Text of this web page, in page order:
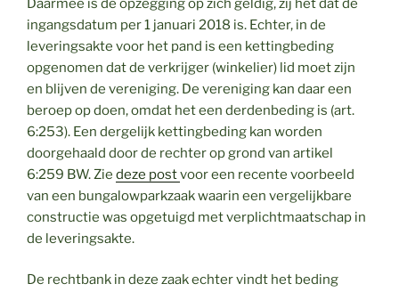
Daarmee is de opzegging op zich geldig, zij het dat de
ingangsdatum per 1 januari 2018 is. Echter, in de
leveringsakte voor het pand is een kettingbeding
opgenomen dat de verkrijger (winkelier) lid moet zijn
en blijven de vereniging. De vereniging kan daar een
beroep op doen, omdat het een derdenbeding is (art.
6:253). Een dergelijk kettingbeding kan worden
doorgehaald door de rechter op grond van artikel
6:259 BW. Zie deze postvoor een recente voorbeeld
van een bungalowparkzaak waarin een vergelijkbare
constructie was opgetuigd met verplichtmaatschap in
de leveringsakte.
De rechtbank in deze zaak echter vindt het beding